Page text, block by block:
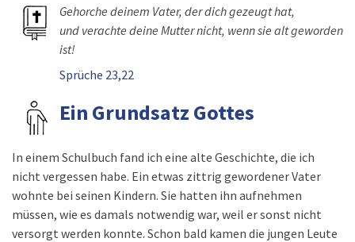
Gehorche deinem Vater, der dich gezeugt hat,
und verachte deine Mutter nicht, wenn sie alt geworden
ist!
Sprüche 23,22
Ein Grundsatz Gottes
In einem Schulbuch fand ich eine alte Geschichte, die ich
nicht vergessen habe. Ein etwas zittrig gewordener Vater
wohnte bei seinen Kindern. Sie hatten ihn aufnehmen
müssen, wie es damals notwendig war, weil er sonst nicht
versorgt werden konnte. Schon bald kamen die jungen Leute